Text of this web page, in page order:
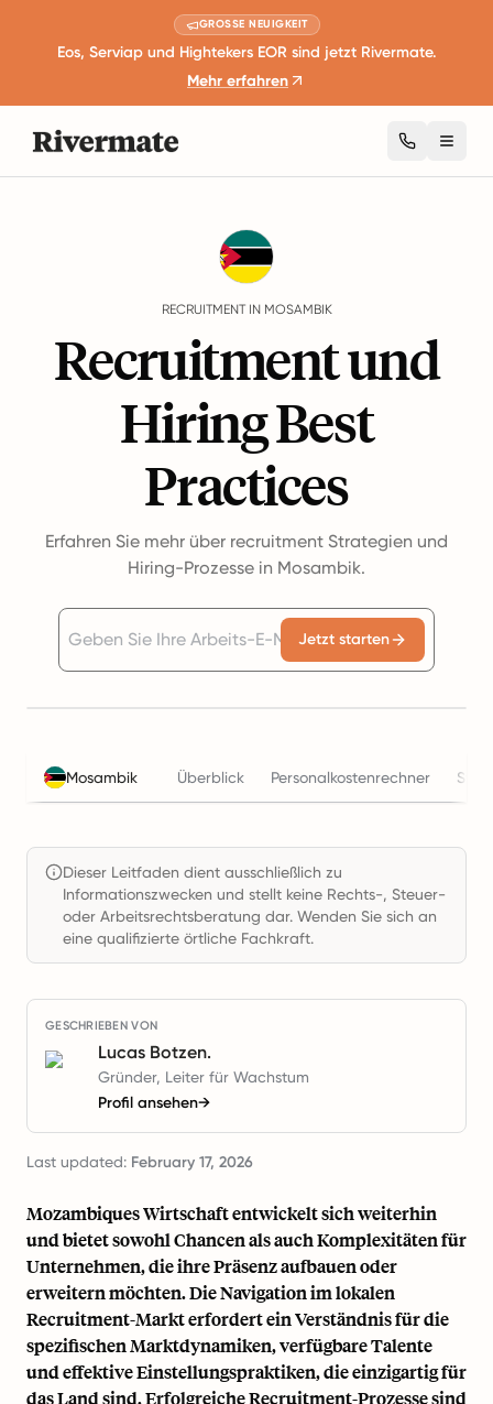
GROSSE NEUIGKEIT
Eos, Serviap und Hightekers EOR sind jetzt Rivermate.
Mehr erfahren
RECRUITMENT IN MOSAMBIK
Recruitment und
Hiring Best
Practices
Erfahren Sie mehr über recruitment Strategien und
Hiring-Prozesse in Mosambik.
Jetzt starten
Mosambik Überblick Personalkostenrechner
Dieser Leitfaden dient ausschließlich zu
Informationszwecken und stellt keine Rechts-, Steuer-
oder Arbeitsrechtsberatung dar. Wenden Sie sich an
eine qualifizierte örtliche Fachkraft.
GESCHRIEBEN VON
Lucas Botzen.
Gründer, Leiter für Wachstum
Profil ansehen→
Last updated: February 17, 2026
Mozambiques Wirtschaft entwickelt sich weiterhin
und bietet sowohl Chancen als auch Komplexitäten für
Unternehmen, die ihre Präsenz aufbauen oder
erweitern möchten. Die Navigation im lokalen
Recruitment-Markt erfordert ein Verständnis für die
spezifischen Marktdynamiken, verfügbare Talente
und effektive Einstellungspraktiken, die einzigartig für
das Land sind. Erfolgreiche Recruitment-Prozesse sind